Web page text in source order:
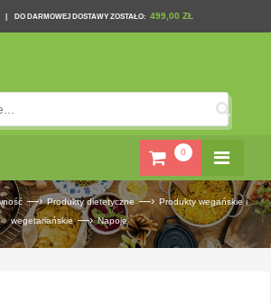
DO DARMOWEJ DOSTAWY ZOSTAŁO: 499,00 ZŁ
0
—› Produkty dietetyczne —› Produkty wegańskie i
wegetariańskie —› Napoje